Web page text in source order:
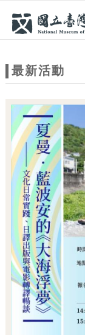
站
題
最新活動